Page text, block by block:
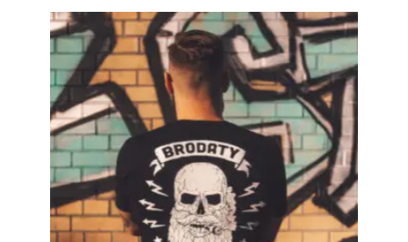
ma
wiele
wariantów.
Opcje
można
wybrać
na
stronie
produktu